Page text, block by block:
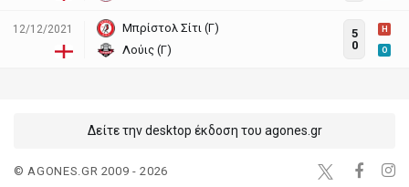
12/12/2021
Μπρίστολ Σίτι (Γ)
Λούις (Γ)
5
0
H
O
Δείτε την desktop έκδοση του agones.gr
© AGONES.GR 2009 - 2026